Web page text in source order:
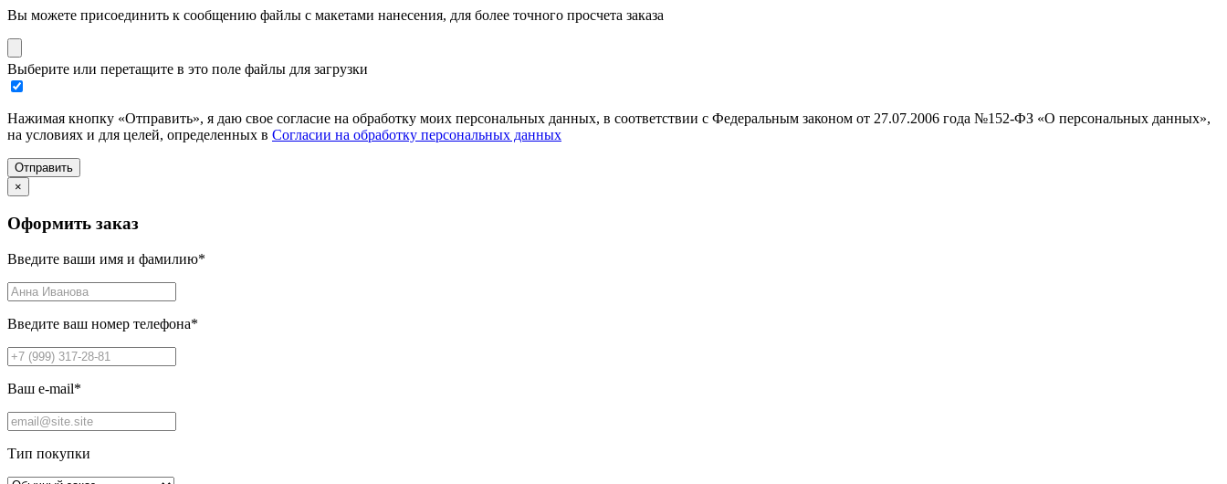
Вы можете присоединить к сообщению файлы с макетами нанесения, для более точного просчета заказа
Выберите или перетащите в это поле файлы для загрузки
Нажимая кнопку «Отправить», я даю свое согласие на обработку моих персональных данных, в соответствии с Федеральным законом от 27.07.2006 года №152-ФЗ «О персональных данных»,
на условиях и для целей, определенных в Согласии на обработку персональных данных
Отправить
×
Оформить заказ
Введите ваши имя и фамилию*
Введите ваш номер телефона*
Ваш e-mail*
Тип покупки